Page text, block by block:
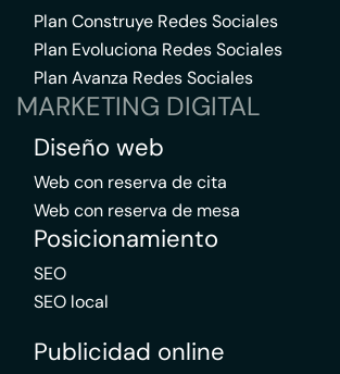
Plan Construye Redes Sociales
Plan Evoluciona Redes Sociales
Plan Avanza Redes Sociales
MARKETING DIGITAL
Diseño web
Web con reserva de cita
Web con reserva de mesa
Posicionamiento
SEO
SEO local
Publicidad online